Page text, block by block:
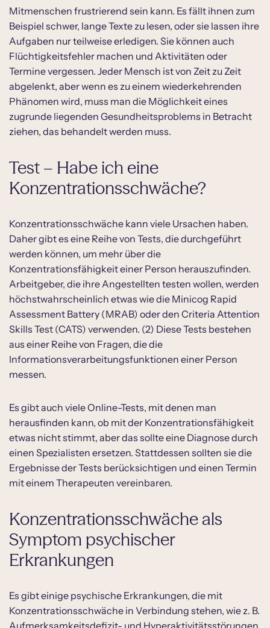
Mitmenschen frustrierend sein kann. Es fällt ihnen zum
Beispiel schwer, lange Texte zu lesen, oder sie lassen ihre
Aufgaben nur teilweise erledigen. Sie können auch
Flüchtigkeitsfehler machen und Aktivitäten oder
Termine vergessen. Jeder Mensch ist von Zeit zu Zeit
abgelenkt, aber wenn es zu einem wiederkehrenden
Phänomen wird, muss man die Möglichkeit eines
zugrunde liegenden Gesundheitsproblems in Betracht
ziehen, das behandelt werden muss.
Test – Habe ich eine
Konzentrationsschwäche?
Konzentrationsschwäche kann viele Ursachen haben.
Daher gibt es eine Reihe von Tests, die durchgeführt
werden können, um mehr über die
Konzentrationsfähigkeit einer Person herauszufinden.
Arbeitgeber, die ihre Angestellten testen wollen, werden
höchstwahrscheinlich etwas wie die Minicog Rapid
Assessment Battery (MRAB) oder den Criteria Attention
Skills Test (CATS) verwenden. (2) Diese Tests bestehen
aus einer Reihe von Fragen, die die
Informationsverarbeitungsfunktionen einer Person
messen.
Es gibt auch viele Online-Tests, mit denen man
herausfinden kann, ob mit der Konzentrationsfähigkeit
etwas nicht stimmt, aber das sollte eine Diagnose durch
einen Spezialisten ersetzen. Stattdessen sollten sie die
Ergebnisse der Tests berücksichtigen und einen Termin
mit einem Therapeuten vereinbaren.
Konzentrationsschwäche als
Symptom psychischer
Erkrankungen
Es gibt einige psychische Erkrankungen, die mit
Konzentrationsschwäche in Verbindung stehen, wie z. B.
Aufmerksamkeitsdefizit- und Hyperaktivitätsstörungen